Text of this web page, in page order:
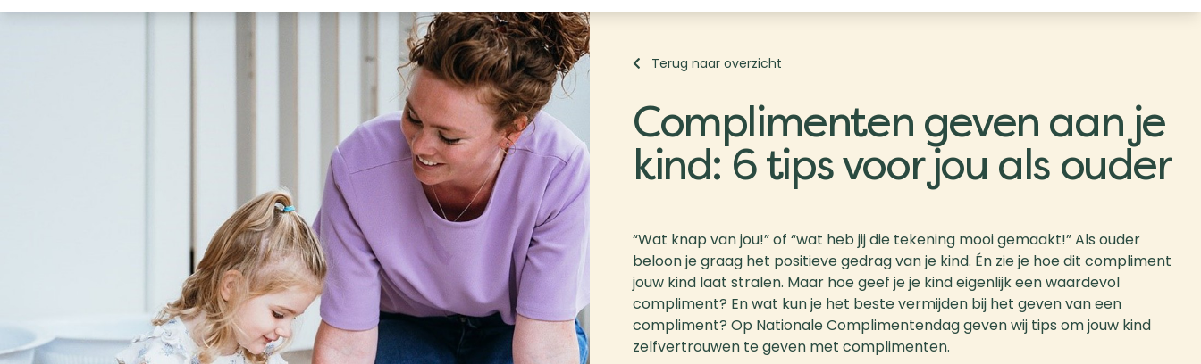
Terug naar overzicht
Complimenten geven aan je
kind: 6 tips voor jou als ouder
“Wat knap van jou!” of “wat heb jij die tekening mooi gemaakt!” Als ouder
beloon je graag het positieve gedrag van je kind. Én zie je hoe dit compliment
jouw kind laat stralen. Maar hoe geef je je kind eigenlijk een waardevol
compliment? En wat kun je het beste vermijden bij het geven van een
compliment? Op Nationale Complimentendag geven wij tips om jouw kind
zelfvertrouwen te geven met complimenten.